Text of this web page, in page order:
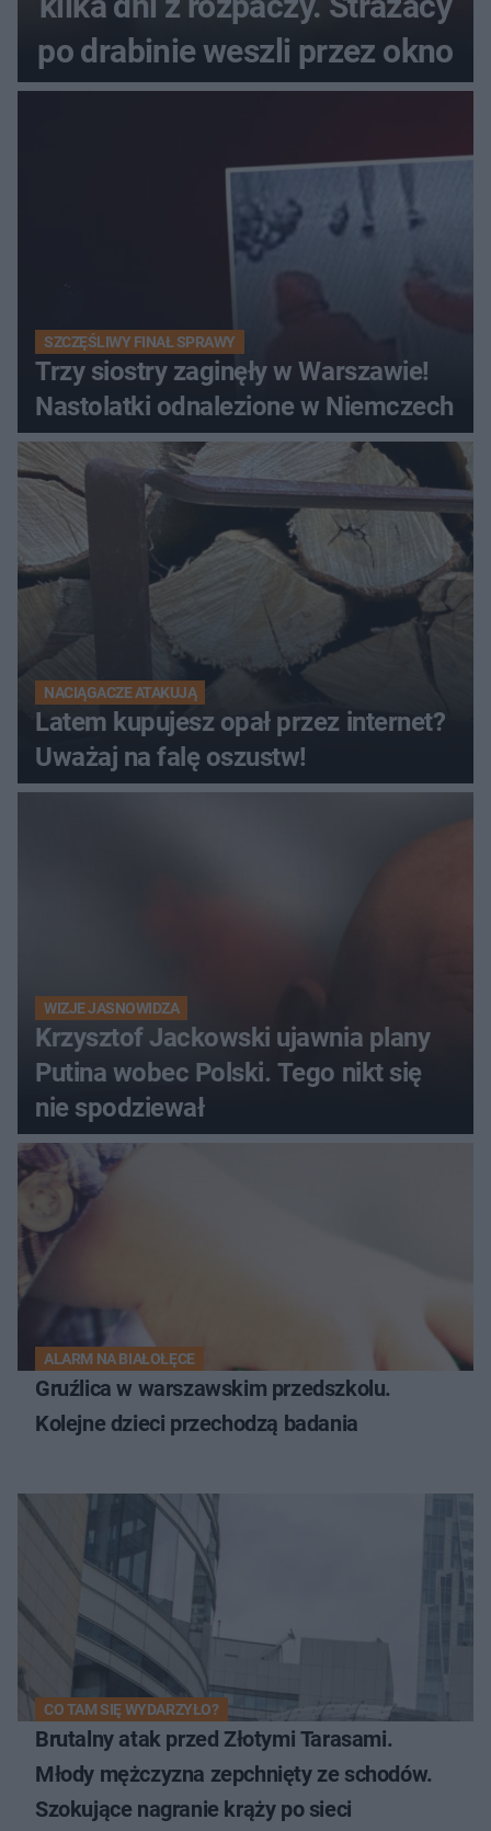
po drabinie weszli przez okno
SZCZĘŚLIWY FINAŁ SPRAWY
Trzy siostry zaginęły w Warszawie!
Nastolatki odnalezione w Niemczech
NACIĄGACZE ATAKUJĄ
Latem kupujesz opał przez internet?
Uważaj na falę oszustw!
WIZJE JASNOWIDZA
Krzysztof Jackowski ujawnia plany
Putina wobec Polski. Tego nikt się
nie spodziewał
ALARM NA BIAŁOŁĘCE
Gruźlica w warszawskim przedszkolu.
Kolejne dzieci przechodzą badania
CO TAM SIĘ WYDARZYŁO?
Brutalny atak przed Złotymi Tarasami.
Młody mężczyzna zepchnięty ze schodów.
Szokujące nagranie krąży po sieci